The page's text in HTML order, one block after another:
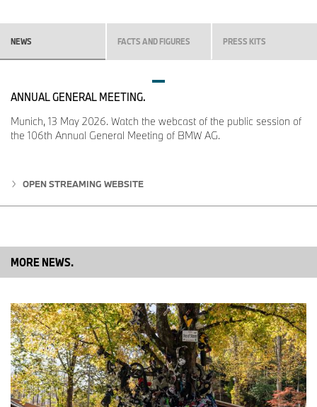
NEWS FACTS AND FIGURES PRESS KITS
ANNUAL GENERAL MEETING.
Munich, 13 May 2026. Watch the webcast of the public session of
the 106th Annual General Meeting of BMW AG.
OPEN STREAMING WEBSITE
MORE NEWS.